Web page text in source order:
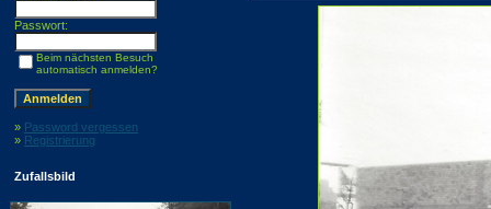
Passwort:
Beim nächsten Besuch
automatisch anmelden?
» Password vergessen
» Registrierung
Zufallsbild